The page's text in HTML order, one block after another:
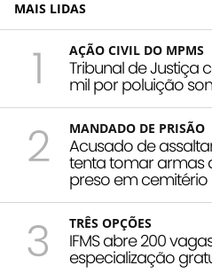
MAIS LIDAS
1 AÇÃO CIVIL DO MPMS
Tribunal de Justiça
mil por poluição
2 MANDADO DE PRISÃO
Acusado de
tenta tomar armas
preso em cemitério
3 TRÊS OPÇÕES
IFMS abre 200
especialização